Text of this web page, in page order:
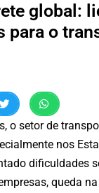
global:
para o
o setor de
nos
dificuldades
queda